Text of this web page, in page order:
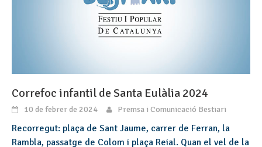
Correfoc infantil de Santa Eulàlia 2024
10 de febrer de 2024 Premsa i Comunicació Bestiari
Recorregut: plaça de Sant Jaume, carrer de Ferran, la
Rambla, passatge de Colom i plaça Reial. Quan el vel de la